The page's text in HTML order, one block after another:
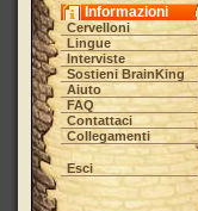
Informazioni
Cervelloni
Lingue
Interviste
Sostieni BrainKing
Aiuto
FAQ
Contattaci
Collegamenti
Esci